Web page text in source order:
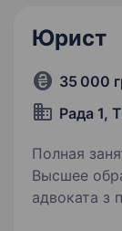
послуги —
Юрист
35 000
Рада 1,
Полная
Высшее образование.
адвоката з